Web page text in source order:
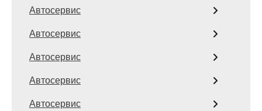
Автосервис
Автосервис
Автосервис
Автосервис
Автосервис